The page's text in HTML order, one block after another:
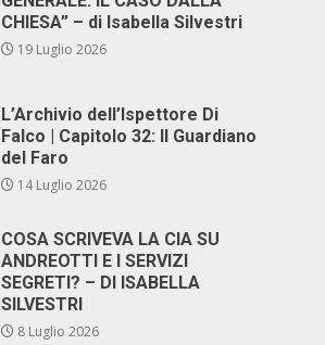
CHIESA” – di Isabella Silvestri
19 Luglio 2026
L’Archivio dell’Ispettore Di
Falco | Capitolo 32: Il Guardiano
del Faro
14 Luglio 2026
COSA SCRIVEVA LA CIA SU
ANDREOTTI E I SERVIZI
SEGRETI? – DI ISABELLA
SILVESTRI
8 Luglio 2026